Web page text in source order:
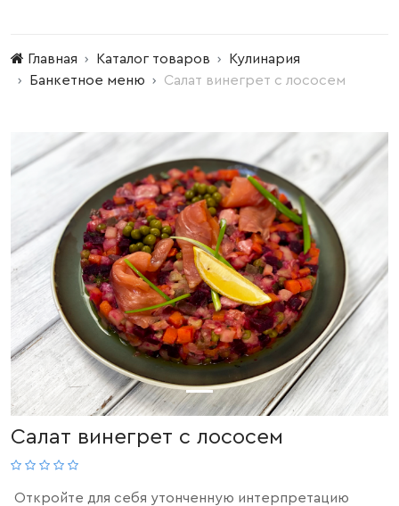
Главная Каталог товаров
Кулинария
Банкетное меню
Салат винегрет с лососем
Салат винегрет с лососем
Откройте для себя утонченную интерпретацию